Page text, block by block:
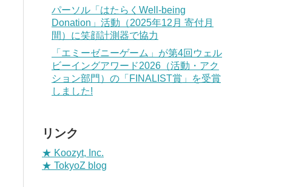
パーソル「はたらくWell-being
Donation」活動（2025年12月 寄付月
間）に笑顔計測器で協力
「エミーゼニーゲーム」が第4回ウェル
ビーイングアワード2026（活動・アク
ション部門）の「FINALIST賞」を受賞
しました!
リンク
★ Koozyt, Inc.
★ TokyoZ blog